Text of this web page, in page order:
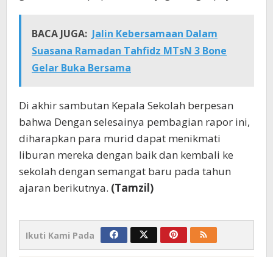
BACA JUGA: Jalin Kebersamaan Dalam
Suasana Ramadan Tahfidz MTsN 3 Bone
Gelar Buka Bersama
Di akhir sambutan Kepala Sekolah berpesan
bahwa Dengan selesainya pembagian rapor ini,
diharapkan para murid dapat menikmati
liburan mereka dengan baik dan kembali ke
sekolah dengan semangat baru pada tahun
ajaran berikutnya. (Tamzil)
Ikuti Kami Pada